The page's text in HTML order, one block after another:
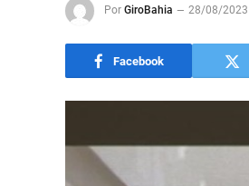
Por GiroBahia 28/08/2023
Facebook